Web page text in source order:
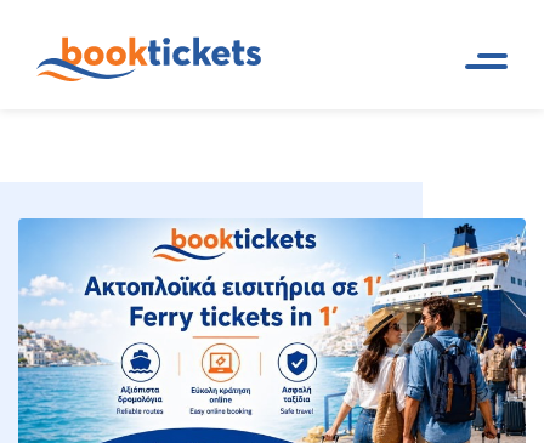
traghetti e biglietti